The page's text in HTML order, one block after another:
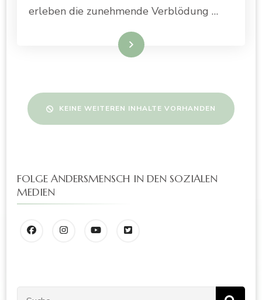
erleben die zunehmende Verblödung …
WEITERLESEN
KEINE WEITEREN INHALTE VORHANDEN
FOLGE ANDERSMENSCH IN DEN SOZIALEN
MEDIEN